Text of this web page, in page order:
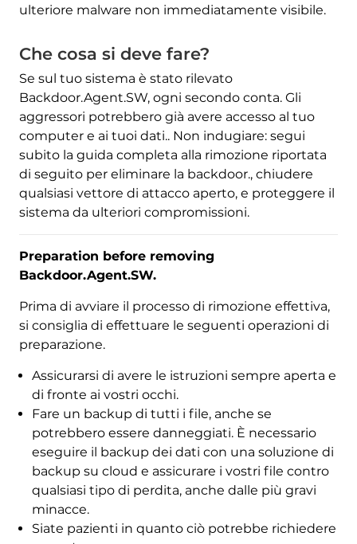
ulteriore malware non immediatamente visibile.
Che cosa si deve fare?
Se sul tuo sistema è stato rilevato
Backdoor.Agent.SW, ogni secondo conta. Gli
aggressori potrebbero già avere accesso al tuo
computer e ai tuoi dati.. Non indugiare: segui
subito la guida completa alla rimozione riportata
di seguito per eliminare la backdoor., chiudere
qualsiasi vettore di attacco aperto, e proteggere il
sistema da ulteriori compromissioni.
Preparation before removing
Backdoor.Agent.SW.
Prima di avviare il processo di rimozione effettiva,
si consiglia di effettuare le seguenti operazioni di
preparazione.
Assicurarsi di avere le istruzioni sempre aperta e
di fronte ai vostri occhi.
Fare un backup di tutti i file, anche se
potrebbero essere danneggiati. È necessario
eseguire il backup dei dati con una soluzione di
backup su cloud e assicurare i vostri file contro
qualsiasi tipo di perdita, anche dalle più gravi
minacce.
Siate pazienti in quanto ciò potrebbe richiedere
Scarica
Strumento di rimozione
malware